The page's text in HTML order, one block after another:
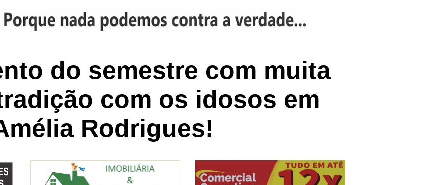
do semestre com muita
com os idosos em
Rodrigues!